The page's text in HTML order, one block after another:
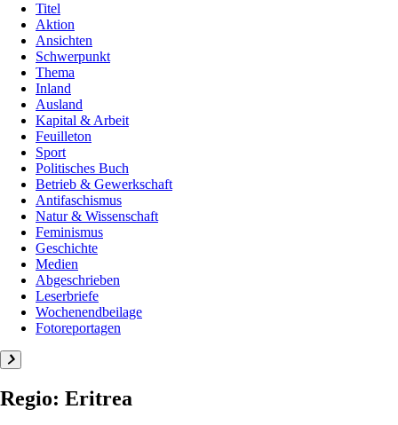
Titel
Aktion
Ansichten
Schwerpunkt
Thema
Inland
Ausland
Kapital & Arbeit
Feuilleton
Sport
Politisches Buch
Betrieb & Gewerkschaft
Antifaschismus
Natur & Wissenschaft
Feminismus
Geschichte
Medien
Abgeschrieben
Leserbriefe
Wochenendbeilage
Fotoreportagen
Regio: Eritrea